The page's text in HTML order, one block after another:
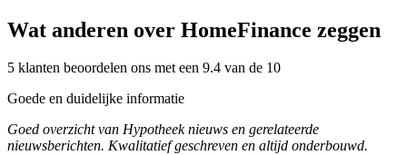
Wat anderen over HomeFinance zeggen
5 klanten beoordelen ons met een 9.4 van de 10
Goede en duidelijke informatie
Goed overzicht van Hypotheek nieuws en gerelateerde
nieuwsberichten. Kwalitatief geschreven en altijd onderbouwd.